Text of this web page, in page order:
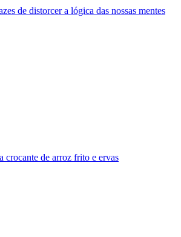
de distorcer a lógica das nossas mentes
crocante de arroz frito e ervas